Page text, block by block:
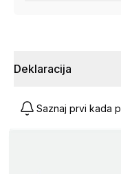
Deklaracija
Saznaj prvi kada